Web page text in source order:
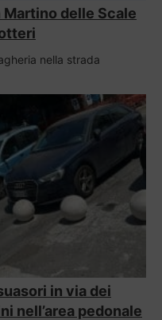
Martino delle Scale
nella strada
in via dei
nell’area pedonale